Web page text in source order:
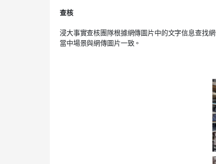
查核
浸大事實查核團隊根據網傳圖片中的文字信息查找
當中場景與網傳圖片一致。